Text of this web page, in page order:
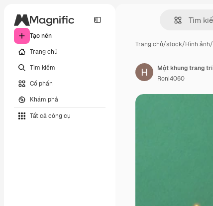
Tạo nên
Trang chủ
Tìm kiếm
Cổ phần
Khám phá
Tất cả công cụ
Trang chủ/stock/Hình ảnh/
Roni4060